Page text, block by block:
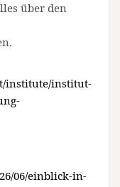
über den
institute/institut-
06/einblick-in-